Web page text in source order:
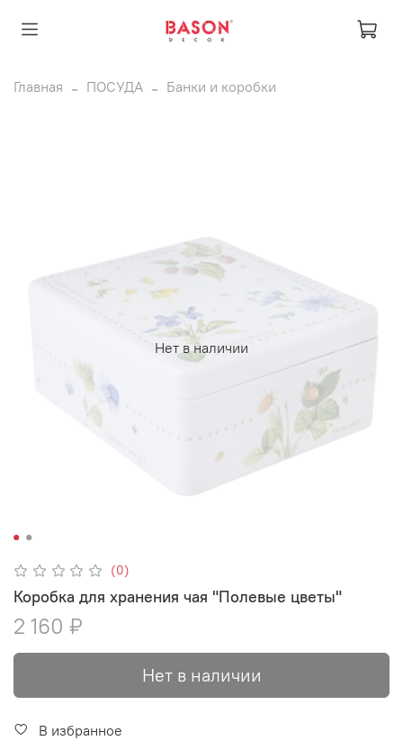
Главная ПОСУДА Банки и коробки
Нет в наличии
(0)
Коробка для хранения чая "Полевые цветы"
2 160 ₽
Нет в наличии
В избранное